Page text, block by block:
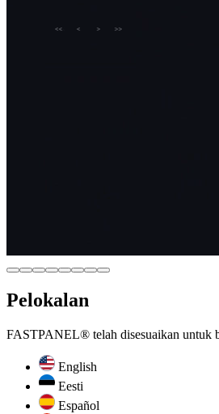
Pelokalan
FASTPANEL® telah disesuaikan untuk
English
Eesti
Español